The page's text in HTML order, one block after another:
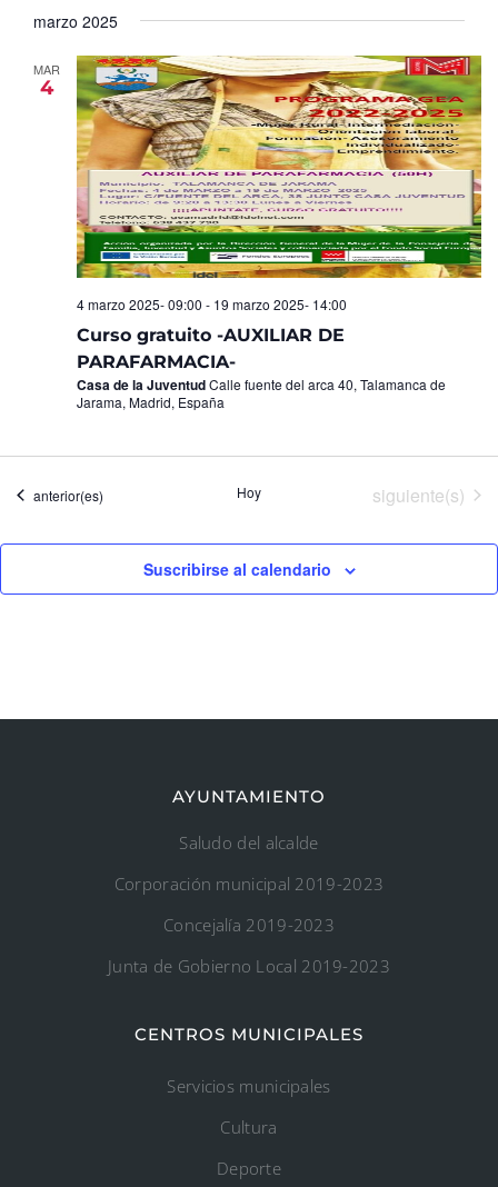
marzo 2025
MAR
4
Curso gratuito -AUXILIAR DE
PARAFARMACIA-
4 marzo 2025- 09:00 - 19 marzo 2025- 14:00
Casa de la JuventudCalle fuente del arca 40, Talamanca de
Jarama, Madrid, España
Eventos
anterior(es) Hoy Eventos
siguiente(s)
Suscribirse al calendario
AYUNTAMIENTO
Saludo del alcalde
Corporación municipal 2019-2023
Concejalía 2019-2023
Junta de Gobierno Local 2019-2023
CENTROS MUNICIPALES
Servicios municipales
Cultura
Deporte